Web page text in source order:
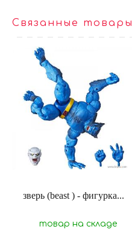
Связанные товары
зверь (beast ) - фигурка...
товар на складе